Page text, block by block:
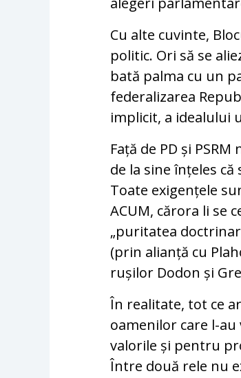
Cu alte cuvinte,
politic. Ori să se
bată palma cu un
federalizarea
implicit, a idealului
Față de PD și
de la sine înțeles
Toate exigențele
ACUM, cărora li se
„puritatea
(prin alianță cu
rușilor Dodon și
În realitate, tot ce
oamenilor care l-
valorile și pentru
Între două rele nu